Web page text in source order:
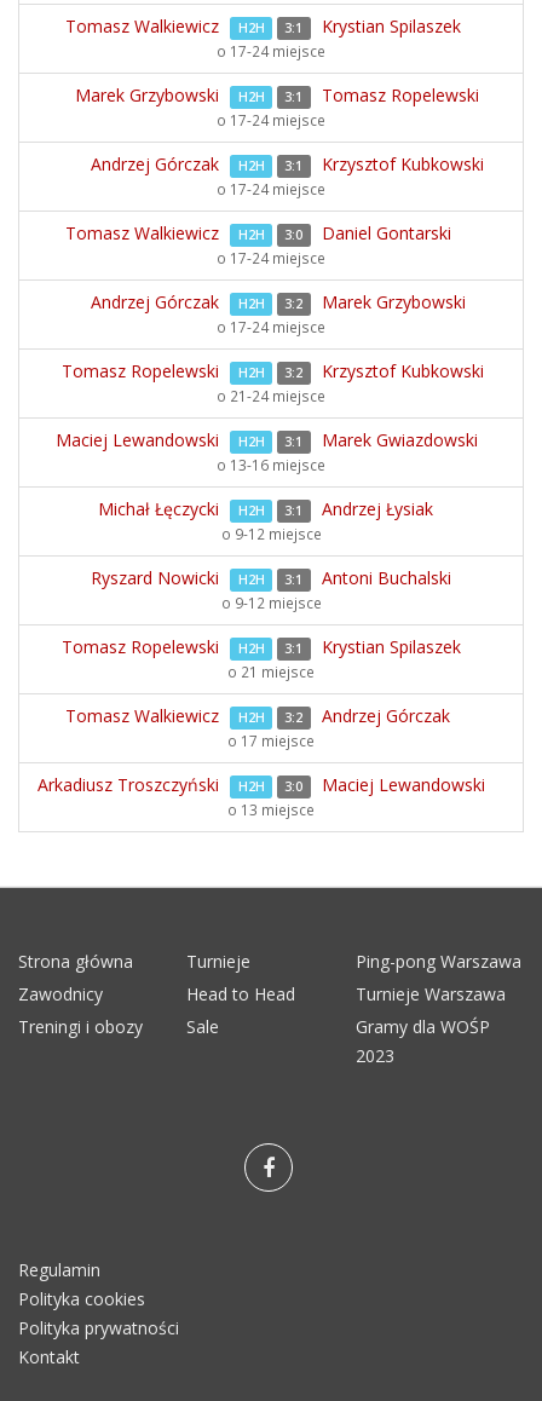
Tomasz Walkiewicz H2H 3:1 Krystian Spilaszek
o 17-24 miejsce
Marek Grzybowski H2H 3:1 Tomasz Ropelewski
o 17-24 miejsce
Andrzej Górczak H2H 3:1 Krzysztof Kubkowski
o 17-24 miejsce
Tomasz Walkiewicz H2H 3:0 Daniel Gontarski
o 17-24 miejsce
Andrzej Górczak H2H 3:2 Marek Grzybowski
o 17-24 miejsce
Tomasz Ropelewski H2H 3:2 Krzysztof Kubkowski
o 21-24 miejsce
Maciej Lewandowski H2H 3:1 Marek Gwiazdowski
o 13-16 miejsce
Michał Łęczycki H2H 3:1 Andrzej Łysiak
o 9-12 miejsce
Ryszard Nowicki H2H 3:1 Antoni Buchalski
o 9-12 miejsce
Tomasz Ropelewski H2H 3:1 Krystian Spilaszek
o 21 miejsce
Tomasz Walkiewicz H2H 3:2 Andrzej Górczak
o 17 miejsce
Arkadiusz Troszczyński H2H 3:0 Maciej Lewandowski
o 13 miejsce
Strona główna Turnieje
Ping-pong Warszawa
Zawodnicy
Head to Head
Turnieje Warszawa
Treningi i obozy
Sale
Gramy dla WOŚP
2023
Regulamin
Polityka cookies
Polityka prywatności
Kontakt